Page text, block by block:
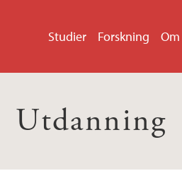
Studier Forskning
Utdanning